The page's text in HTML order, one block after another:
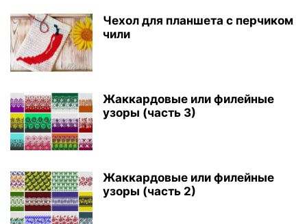
Чехол для планшета с перчиком
чили
Жаккардовые или филейные
узоры (часть 3)
Жаккардовые или филейные
узоры (часть 2)